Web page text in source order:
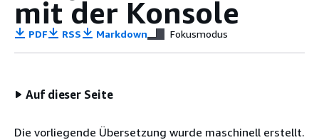
mit der Konsole
PDF RSS Markdown Fokusmodus
Auf dieser Seite
Die vorliegende Übersetzung wurde maschinell erstellt.